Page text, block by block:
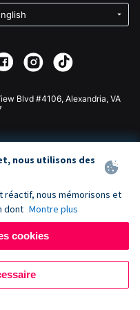
Blvd #4106, Alexandria, VA
nous utilisons des
réactif, nous mémorisons et
dont Montre plus
cookies